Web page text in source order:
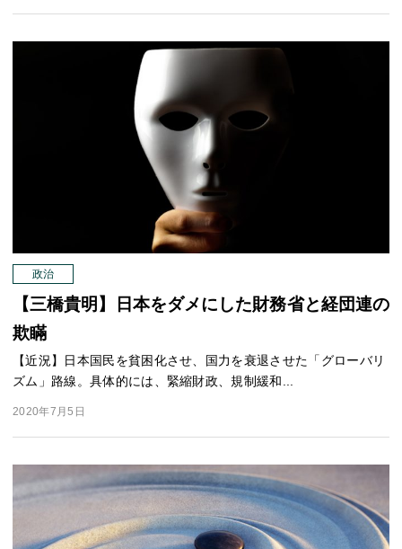
政治
【三橋貴明】日本をダメにした財務省と経団連の
欺瞞
【近況】日本国民を貧困化させ、国力を衰退させた「グローバリ
ズム」路線。具体的には、緊縮財政、規制緩和...
2020年7月5日